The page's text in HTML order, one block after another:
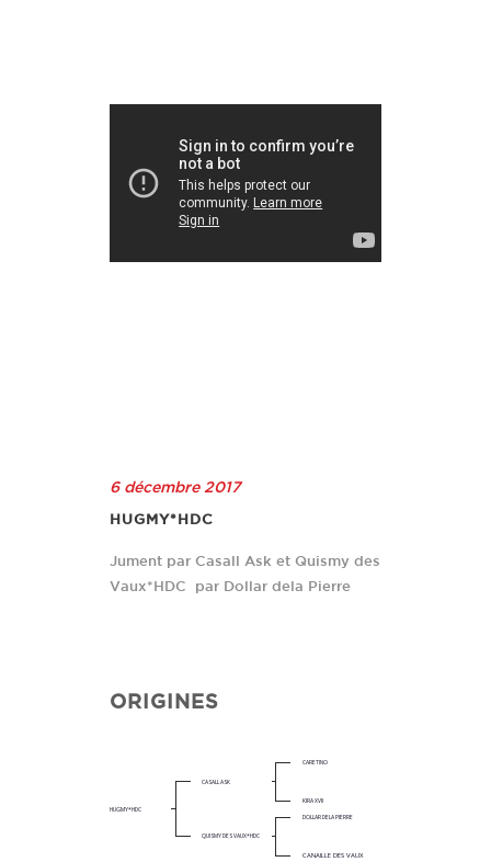
6 décembre 2017
HUGMY*HDC
Jument par Casall Ask et Quismy des
Vaux*HDC par Dollar dela Pierre
ORIGINES
HUGMY*HDC
CASALL ASK
CARETINO
KIRA XVII
DOLLAR DELA PIERRE
CANAILLE DES VAUX
QUISMY DES VAUX*HDC